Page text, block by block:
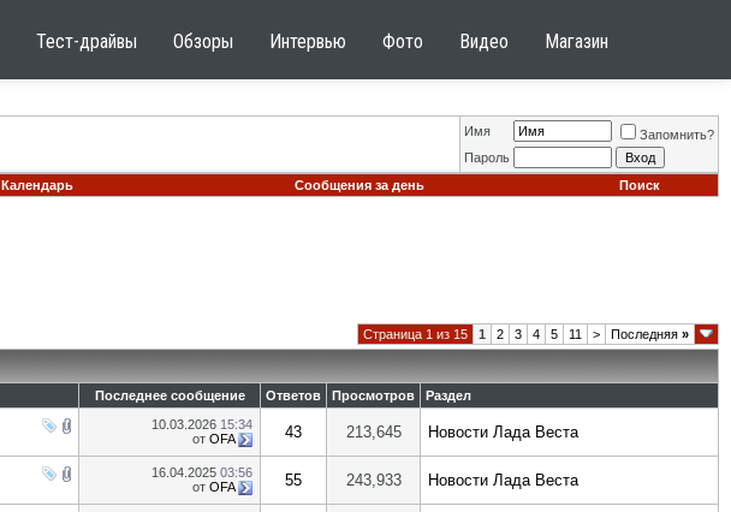
Тест-драйвы Обзоры Интервью Фото Видео Магазин
Имя
Запомнить?
Пароль
Календарь Сообщения за день Поиск
Страница 1 из 15 1 2 3 4 5 11 > Последняя »
Последнее сообщение Ответов Просмотров Раздел
10.03.2026 15:34
от OFA 43 213,645 Новости Лада Веста
16.04.2025 03:56
от OFA 55 243,933 Новости Лада Веста